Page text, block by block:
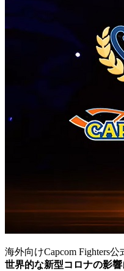
海外向けCapcom Fighters
世界的な新型コロナの影響